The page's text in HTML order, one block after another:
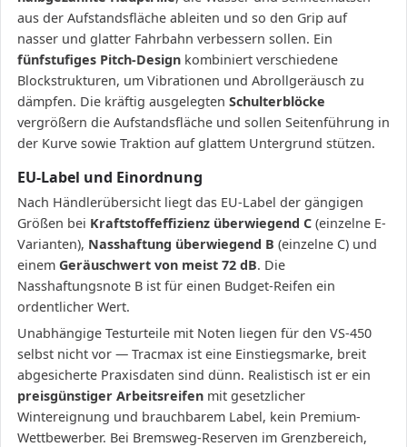
aus der Aufstandsfläche ableiten und so den Grip auf
nasser und glatter Fahrbahn verbessern sollen. Ein
fünfstufiges Pitch-Design kombiniert verschiedene
Blockstrukturen, um Vibrationen und Abrollgeräusch zu
dämpfen. Die kräftig ausgelegten Schulterblöcke
vergrößern die Aufstandsfläche und sollen Seitenführung in
der Kurve sowie Traktion auf glattem Untergrund stützen.
EU-Label und Einordnung
Nach Händlerübersicht liegt das EU-Label der gängigen
Größen bei Kraftstoffeffizienz überwiegend C (einzelne E-
Varianten), Nasshaftung überwiegend B (einzelne C) und
einem Geräuschwert von meist 72 dB. Die
Nasshaftungsnote B ist für einen Budget-Reifen ein
ordentlicher Wert.
Unabhängige Testurteile mit Noten liegen für den VS-450
selbst nicht vor — Tracmax ist eine Einstiegsmarke, breit
abgesicherte Praxisdaten sind dünn. Realistisch ist er ein
preisgünstiger Arbeitsreifen mit gesetzlicher
Wintereignung und brauchbarem Label, kein Premium-
Wettbewerber. Bei Bremsweg-Reserven im Grenzbereich,